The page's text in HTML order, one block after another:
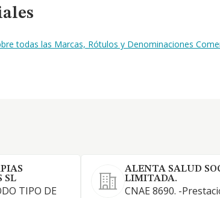
todas las Marcas, Rótulos y Denominaciones
SL
TIPO DE
ALENTA SALUD
LIMITADA.
CNAE 8690. -